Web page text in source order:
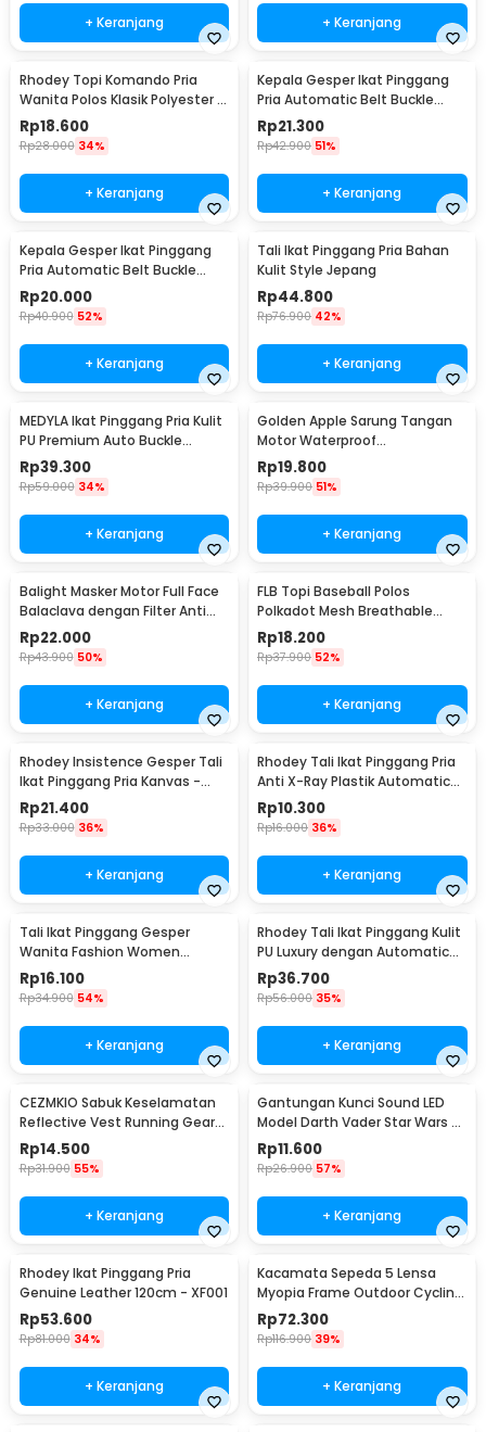
+ Keranjang + Keranjang
Rhodey Topi Komando Pria
Wanita Polos Klasik Polyester -
F314
Rp18.600
Rp28.000 34%
+ Keranjang
Kepala Gesper Ikat Pinggang
Pria Automatic Belt Buckle
Metal Model 2 - 620
Rp21.300
Rp42.900 51%
+ Keranjang
Kepala Gesper Ikat Pinggang
Pria Automatic Belt Buckle
Metal Model 4 - 620
Rp20.000
Rp40.900 52%
+ Keranjang
Tali Ikat Pinggang Pria Bahan
Kulit Style Jepang
Rp44.800
Rp76.900 42%
+ Keranjang
MEDYLA Ikat Pinggang Pria Kulit
PU Premium Auto Buckle
Gesper Metal Model 2 -
AA7900
Rp39.300
Rp59.000 34%
+ Keranjang
Golden Apple Sarung Tangan
Motor Waterproof
Touchscreen Kulit Sintetis Pria
- 9070
Rp19.800
Rp39.900 51%
+ Keranjang
Balight Masker Motor Full Face
Balaclava dengan Filter Anti
Debu - CISE
Rp22.000
Rp43.900 50%
+ Keranjang
FLB Topi Baseball Polos
Polkadot Mesh Breathable
Katun Poliester Cap - MZ237
Rp18.200
Rp37.900 52%
+ Keranjang
Rhodey Insistence Gesper Tali
Ikat Pinggang Pria Kanvas -
2008
Rp21.400
Rp33.000 36%
+ Keranjang
Rhodey Tali Ikat Pinggang Pria
Anti X-Ray Plastik Automatic
Buckle - 899
Rp10.300
Rp16.000 36%
+ Keranjang
Tali Ikat Pinggang Gesper
Wanita Fashion Women
Leather Belt 110cm - LCL-HF38
Rp16.100
Rp34.900 54%
+ Keranjang
Rhodey Tali Ikat Pinggang Kulit
PU Luxury dengan Automatic
Buckle - GSPR
Rp36.700
Rp56.000 35%
+ Keranjang
CEZMKIO Sabuk Keselamatan
Reflective Vest Running Gear
High Visibility - B08
Rp14.500
Rp31.900 55%
+ Keranjang
Gantungan Kunci Sound LED
Model Darth Vader Star Wars -
BS-050
Rp11.600
Rp26.900 57%
+ Keranjang
Rhodey Ikat Pinggang Pria
Genuine Leather 120cm - XF001
Rp53.600
Rp81.000 34%
+ Keranjang
Kacamata Sepeda 5 Lensa
Myopia Frame Outdoor Cycling
Sunglasses - 0089
Rp72.300
Rp116.900 39%
+ Keranjang